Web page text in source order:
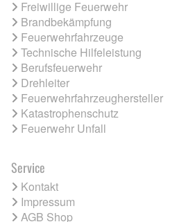
Freiwillige Feuerwehr
Brandbekämpfung
Feuerwehrfahrzeuge
Technische Hilfeleistung
Berufsfeuerwehr
Drehleiter
Feuerwehrfahrzeughersteller
Katastrophenschutz
Feuerwehr Unfall
Service
Kontakt
Impressum
AGB Shop